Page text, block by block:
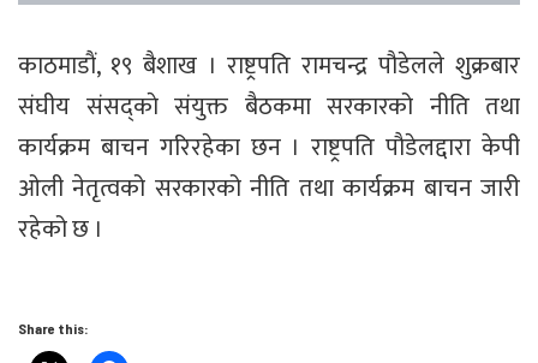
काठमाडाैं, १९ बैशाख । राष्ट्रपति रामचन्द्र पौडेलले शुक्रबार
संघीय संसद्‍काे संयुक्त बैठकमा सरकारको नीति तथा
कार्यक्रम बाचन गरिरहेका छन । राष्ट्रपति पाैडेलद्दारा केपी
ओली नेतृत्वको सरकारको नीति तथा कार्यक्रम बाचन जारी
रहेको छ ।
Share this: